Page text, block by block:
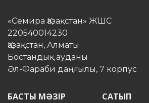
«Семира Қазақстан» ЖШС
220540014230
Қазақстан, Алматы
Бостандық ауданы
Әл-Фараби даңғылы, 7 корпус
БАСТЫ МӘЗІР
САТЫП